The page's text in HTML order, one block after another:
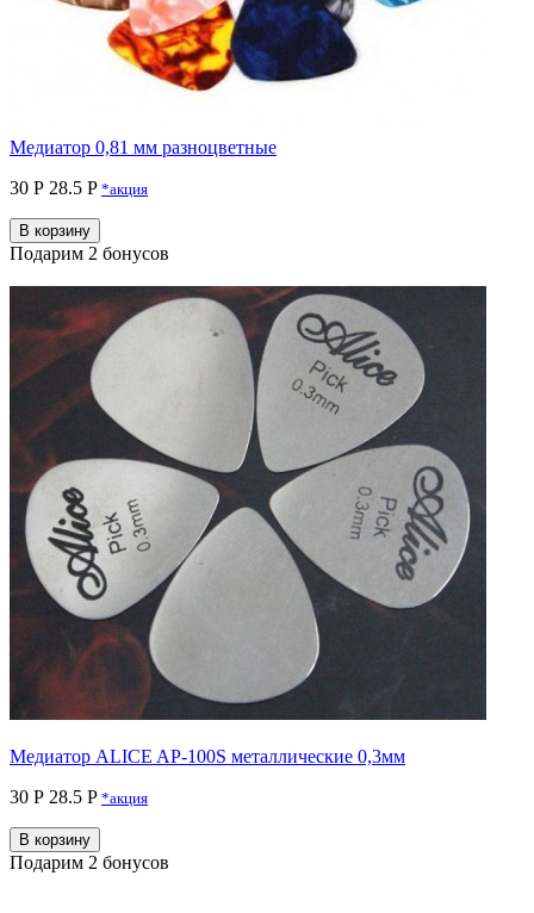
Медиатор 0,81 мм разноцветные
30 Р 28.5 P *акция
В корзину
Подарим 2 бонусов
Медиатор ALICE AP-100S металлические 0,3мм
30 Р 28.5 P *акция
В корзину
Подарим 2 бонусов